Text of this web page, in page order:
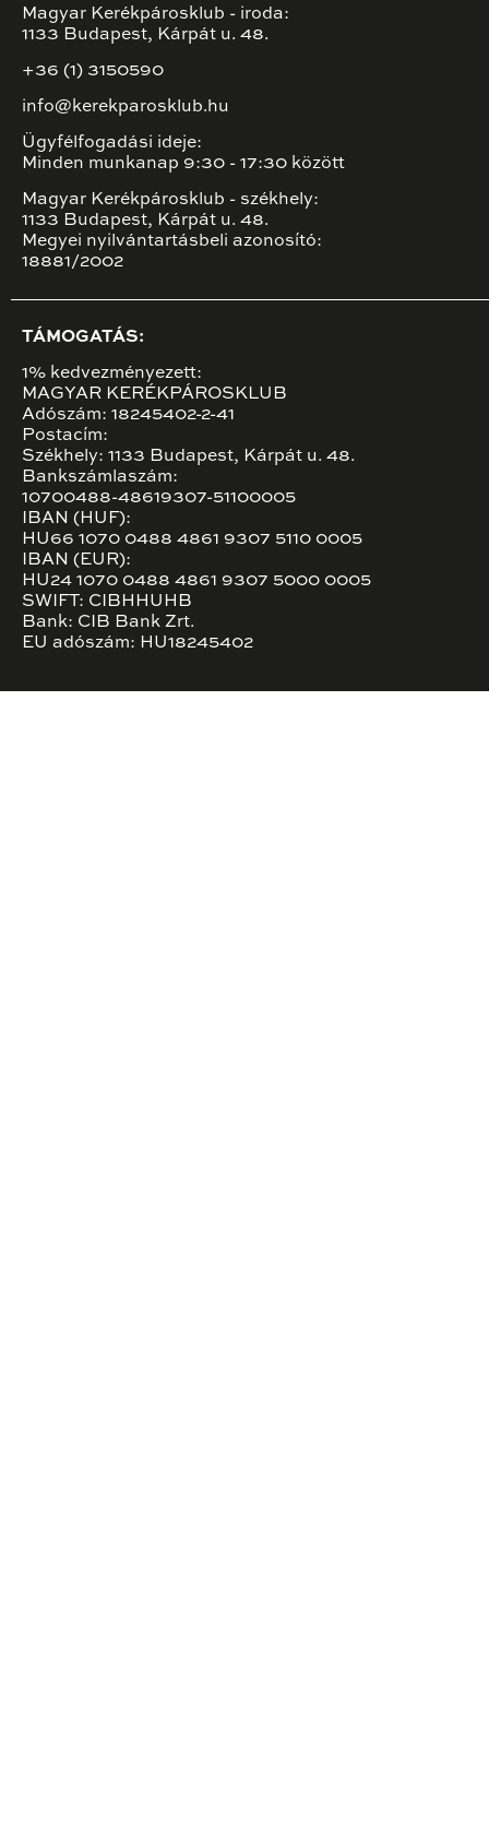
Magyar Kerékpárosklub - iroda:
1133 Budapest, Kárpát u. 48.
+36 (1) 3150590
info@kerekparosklub.hu
Ügyfélfogadási ideje:
Minden munkanap 9:30 - 17:30 között
Magyar Kerékpárosklub - székhely:
1133 Budapest, Kárpát u. 48.
Megyei nyilvántartásbeli azonosító:
18881/2002
TÁMOGATÁS:
1% kedvezményezett:
MAGYAR KERÉKPÁROSKLUB
Adószám: 18245402-2-41
Postacím:
Székhely: 1133 Budapest, Kárpát u. 48.
Bankszámlaszám:
10700488-48619307-51100005
IBAN (HUF):
HU66 1070 0488 4861 9307 5110 0005
IBAN (EUR):
HU24 1070 0488 4861 9307 5000 0005
SWIFT: CIBHHUHB
Bank: CIB Bank Zrt.
EU adószám: HU18245402